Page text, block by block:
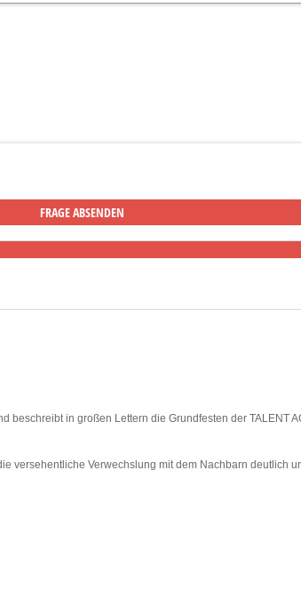
in großen Lettern die Grundfesten der TALENT
versehentliche Verwechslung mit dem Nachbarn deutlich